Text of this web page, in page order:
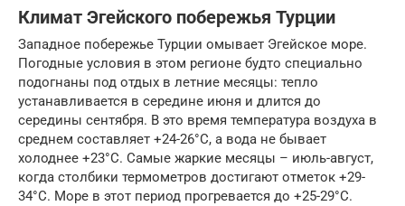
Климат Эгейского побережья Турции
Западное побережье Турции омывает Эгейское море.
Погодные условия в этом регионе будто специально
подогнаны под отдых в летние месяцы: тепло
устанавливается в середине июня и длится до
середины сентября. В это время температура воздуха в
среднем составляет +24-26°С, а вода не бывает
холоднее +23°С. Самые жаркие месяцы – июль-август,
когда столбики термометров достигают отметок +29-
34°С. Море в этот период прогревается до +25-29°С.